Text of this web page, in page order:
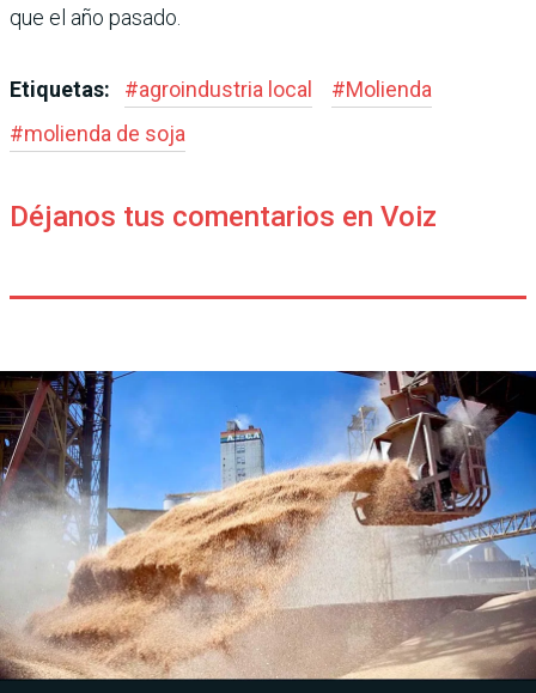
que el año pasado.
Etiquetas: #agroindustria local #Molienda
#molienda de soja
Déjanos tus comentarios en Voiz